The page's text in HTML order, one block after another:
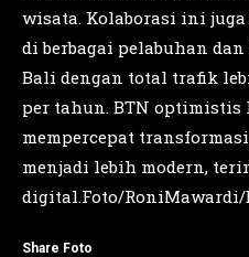
wisata. Kolaborasi ini
di berbagai pelabuhan
Bali dengan total trafik
per tahun. BTN optimistis
mempercepat
menjadi lebih modern,
digital.Foto/RoniMawardi/
Share Foto